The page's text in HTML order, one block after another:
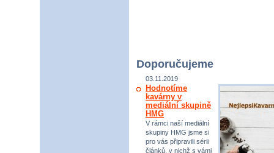
Doporučujeme
03.11.2019
Hodnotíme
kavárny v
mediální skupině
HMG
V rámci naší mediální
skupiny HMG jsme si
pro vás připravili sérii
článků, v nichž s vámi